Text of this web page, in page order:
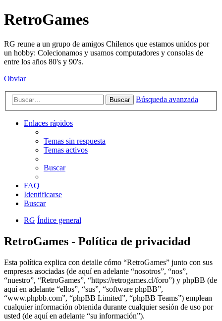
RetroGames
RG reune a un grupo de amigos Chilenos que estamos unidos por
un hobby: Colecionamos y usamos computadores y consolas de
entre los años 80's y 90's.
Obviar
Buscar Búsqueda avanzada
Enlaces rápidos
Temas sin respuesta
Temas activos
Buscar
FAQ
Identificarse
Buscar
RG Índice general
RetroGames - Política de privacidad
Esta política explica con detalle cómo “RetroGames” junto con sus
empresas asociadas (de aquí en adelante “nosotros”, “nos”,
“nuestro”, “RetroGames”, “https://retrogames.cl/foro”) y phpBB (de
aquí en adelante “ellos”, “sus”, “software phpBB”,
“www.phpbb.com”, “phpBB Limited”, “phpBB Teams”) emplean
cualquier información obtenida durante cualquier sesión de uso por
usted (de aquí en adelante “su información”).